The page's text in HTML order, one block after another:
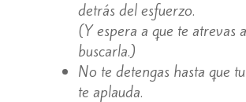
detrás del esfuerzo.
(Y espera a que te atrevas a
buscarla.)
No te detengas hasta que
te aplauda.